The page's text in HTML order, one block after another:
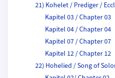
21) Kohelet / Prediger /
Kapitel 03 / Chapter 03
Kapitel 04 / Chapter 04
Kapitel 07 / Chapter 07
Kapitel 12 / Chapter 12
22) Hohelied / Song of